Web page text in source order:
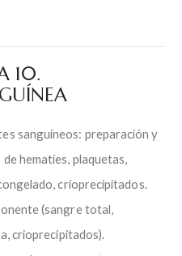
10.
sanguíneos: preparación y
hematíes, plaquetas,
crioprecipitados.
(sangre total,
crioprecipitados).